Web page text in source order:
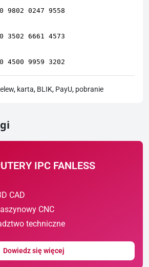
9802 0247 9558
3502 6661 4573
4500 9959 3202
, karta, BLIK, PayU, pobranie
IPC FANLESS
CAD
CNC
techniczne
Dowiedz się więcej